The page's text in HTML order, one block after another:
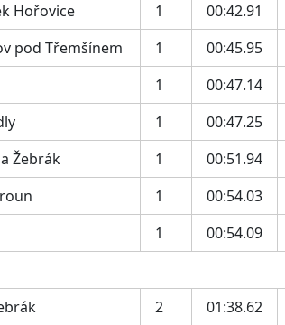
Hořovice 1 00:42.91
pod Třemšínem 1 00:45.95
1 00:47.14
1 00:47.25
Žebrák 1 00:51.94
1 00:54.03
1 00:54.09
2 01:38.62